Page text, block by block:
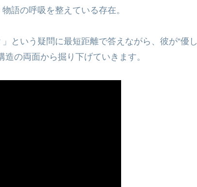
語の呼吸を整えている存在。
という疑問に最短距離で答えながら、彼が“優し
の両面から掘り下げていきます。